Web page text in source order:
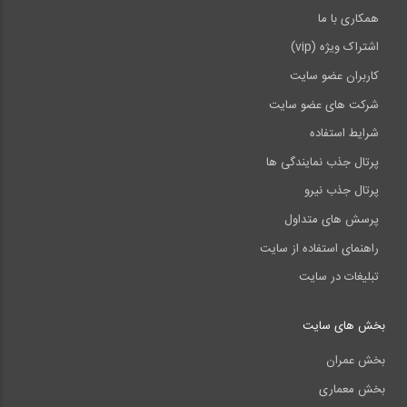
• بررسی نکات اجرایی در مواردی مانند : تخریب و خاکبرداری-
فونداسیون- اجرای اسکلت فلزی جوشی- اجرای اسکلت بتنی- سفت
مبحث 10
حائز اهمیت) در کوتاه ترین زمان ممکن ( تنها حدود 40 ساعت! )
دوره آموزشی
مدرس دوره : اقای مهندس محمد اسدی فارغ التحصیل مهندسی
عمران از دانشگاه صنعتی شریف .
همکاری با ما
اشتراک ویژه (vip)
کاربران عضو سایت
شرکت های عضو سایت
شرایط استفاده
پرتال جذب نمایندگی ها
پرتال جذب نیرو
پرسش های متداول
راهنمای استفاده از سایت
تبلیغات در سایت
بخش های سایت
بخش عمران
بخش معماری